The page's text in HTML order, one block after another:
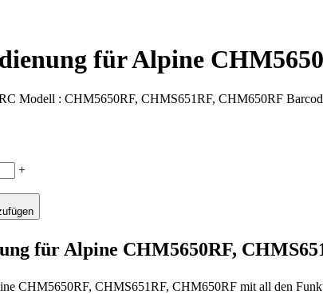
für Alpine
Modell : CHM5650RF, CHMS651RF, CHM650RF
+
für Alpine CHM5650RF,
CHM5650RF, CHMS651RF, CHM650RF mit all den